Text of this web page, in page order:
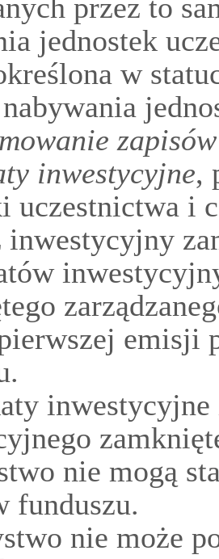
przez to
jednostek
w
inwestycyjne,
uczestnictwa i
inwestycyjny
emisji
inwestycyjne
nie mogą
funduszu.
nie może